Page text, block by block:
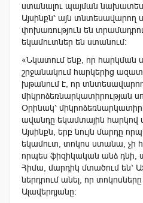
ստանալու պայման
Այսինքն՝ այն տնտեսավարող
փոխառություն են
եկամուտներ են ստանում:
«Նկատում ենք, որ հարկման
շրջանակում հարկերից
խթանում է, որ
միկրոձեռնարկատիրության
Օրինակ՝
ավանդը եկամտային հարկով
Այսինքն, երբ նույն մարդը
եկամուտ, տոկոս ստանա, չի
որպես ֆիզիկական անձ դնի,
Հիմա, մարդիկ մտածում են՝
ներդրում անել, որ
Ալավերդյանը: